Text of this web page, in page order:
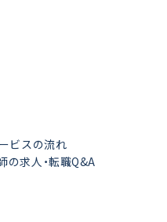
ビスの流れ
の求人・転職Q&A